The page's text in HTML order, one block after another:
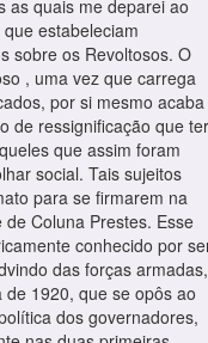
as quais me deparei ao
estabeleciam
sobre os Revoltosos. O
, uma vez que carrega
por si mesmo acaba
de ressignificação que
que assim foram
social. Tais sujeitos
para se firmarem na
Coluna Prestes. Esse
conhecido por
das forças armadas,
1920, que se opôs ao
dos governadores,